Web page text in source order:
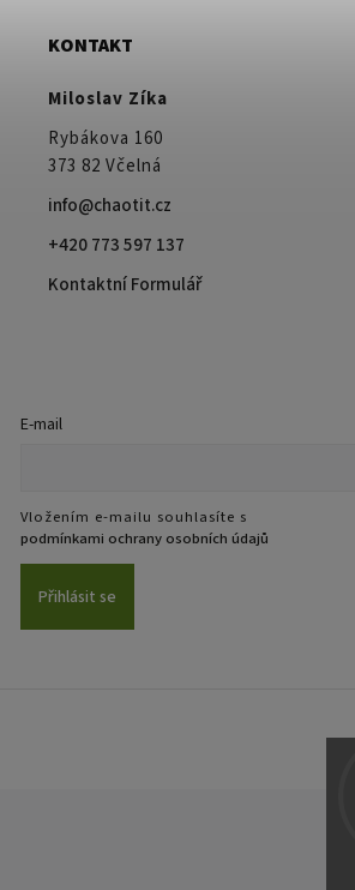
KONTAKT
Miloslav Zíka
Rybákova 160
373 82 Včelná
info@chaotit.cz
+420 773 597 137
Kontaktní Formulář
E-mail
Vložením e-mailu souhlasíte s
podmínkami ochrany osobních údajů
Přihlásit se